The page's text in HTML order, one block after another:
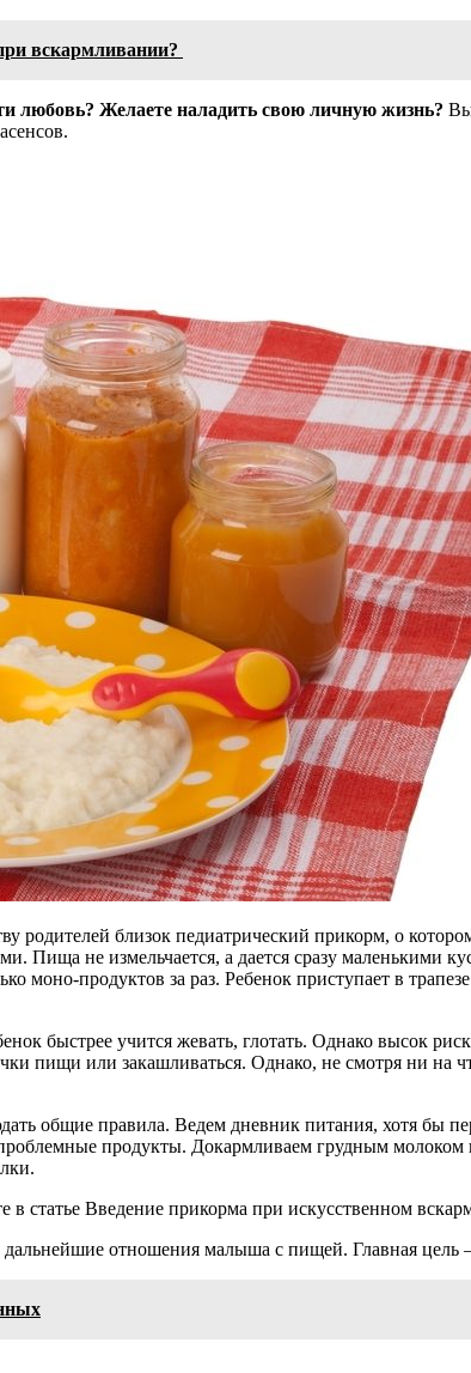
вскармливании?
любовь? Желаете наладить свою личную жизнь? Вы
родителей близок педиатрический прикорм, о
Пища не измельчается, а дается сразу маленькими
моно-продуктов за раз. Ребенок приступает в
быстрее учится жевать, глотать. Однако высок
пищи или закашливаться. Однако, не смотря ни
общие правила. Ведем дневник питания, хотя бы
продукты. Докармливаем грудным
статье Введение прикорма при искусственном
отношения малыша с пищей. Главная цель